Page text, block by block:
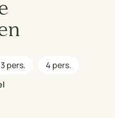
3 pers.
4 pers.